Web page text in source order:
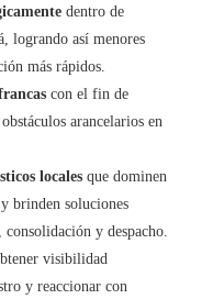
dentro de
logrando así menores
más rápidos.
con el fin de
arancelarios en
locales que dominen
brinden soluciones
y despacho.
visibilidad
y reaccionar con